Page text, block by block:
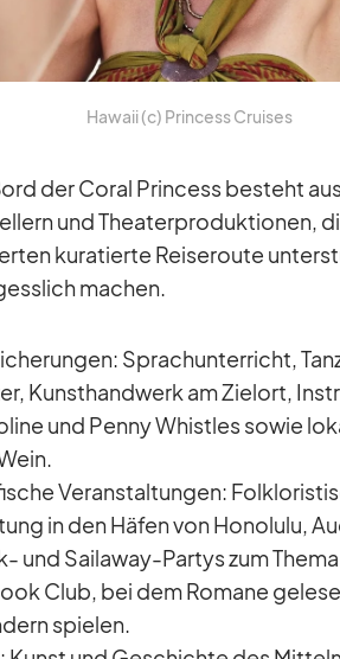
Ha­waii (c) Prin­cess Crui­ses
der Co­ral Prin­cess be­steht
und Thea­ter­pro­duk­tio­nen,
ku­ra­tierte Rei­se­route
ma­chen.
Sprach­un­ter­richt,
Kunst­hand­werk am Ziel­ort,
und Penny Whist­les so­wie
Ver­an­stal­tun­gen:
in den Hä­fen von Ho­no­lulu,
und Sai­la­way-Par­tys zum Thema
Club, bei dem Ro­mane
spie­len.